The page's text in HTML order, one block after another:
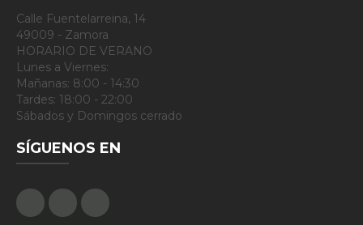
Calle Fuentelarreina, 14
49009 - Zamora
HORARIO DE VERANO
Lunes a Viernes:
Mañanas: 8:00 - 14:30
Tardes: 18:00 - 22:00
Sábados y Domingos cerrado
SÍGUENOS EN
FacebookGoogle Plus